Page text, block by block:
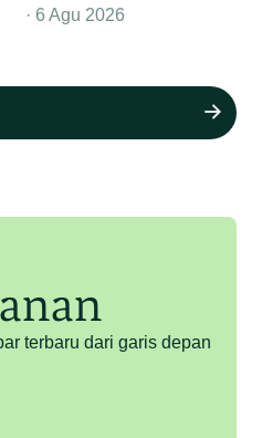
6 Agu 2026
terbaru dari garis depan